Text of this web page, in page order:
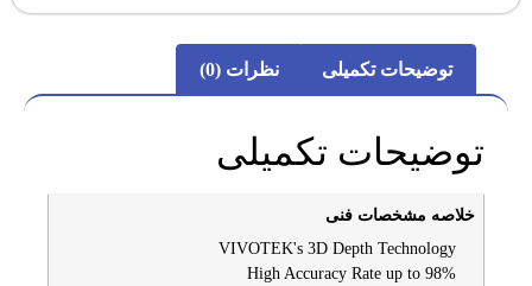
توضیحات تکمیلی نظرات (0)
توضیحات تکمیلی
خلاصه مشخصات فنی
VIVOTEK's 3D Depth Technology
High Accuracy Rate up to 98%